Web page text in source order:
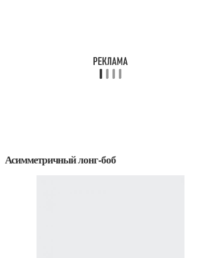
Асимметричный лонг-боб